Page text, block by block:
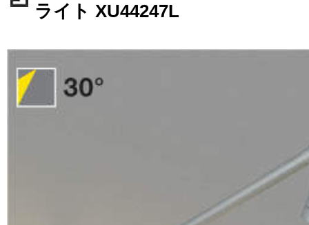
ライト XU44247L